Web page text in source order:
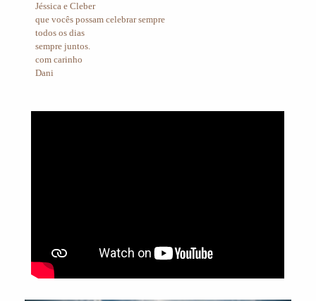
Jéssica e Cleber
que vocês possam celebrar sempre
todos os dias
sempre juntos.
com carinho
Dani